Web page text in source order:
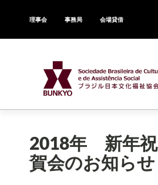
理事会 事務局 会場貸借
2018年 新年祝
賀会のお知らせ